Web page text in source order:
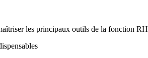
les principaux outils de la fonction RH